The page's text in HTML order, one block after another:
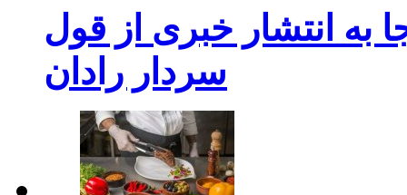
به انتشار خبری از قول
سردار رادان